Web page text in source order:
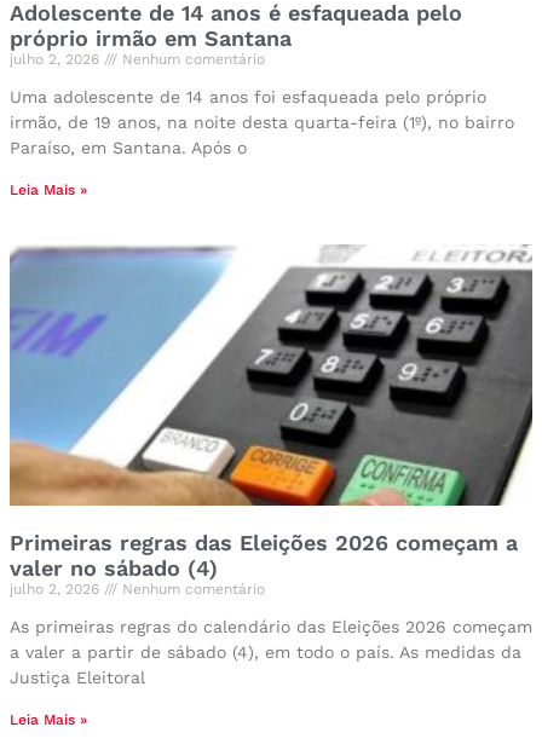
Adolescente de 14 anos é esfaqueada pelo
próprio irmão em Santana
julho 2, 2026 Nenhum comentário
Uma adolescente de 14 anos foi esfaqueada pelo próprio
irmão, de 19 anos, na noite desta quarta-feira (1º), no bairro
Paraíso, em Santana. Após o
Leia Mais »
Primeiras regras das Eleições 2026 começam a
valer no sábado (4)
julho 2, 2026 Nenhum comentário
As primeiras regras do calendário das Eleições 2026 começam
a valer a partir de sábado (4), em todo o país. As medidas da
Justiça Eleitoral
Leia Mais »